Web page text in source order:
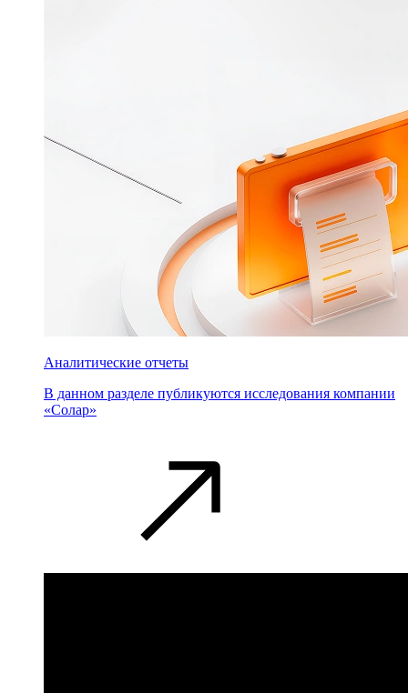
Аналитические отчеты
В данном разделе публикуются исследования компании
«Солар»